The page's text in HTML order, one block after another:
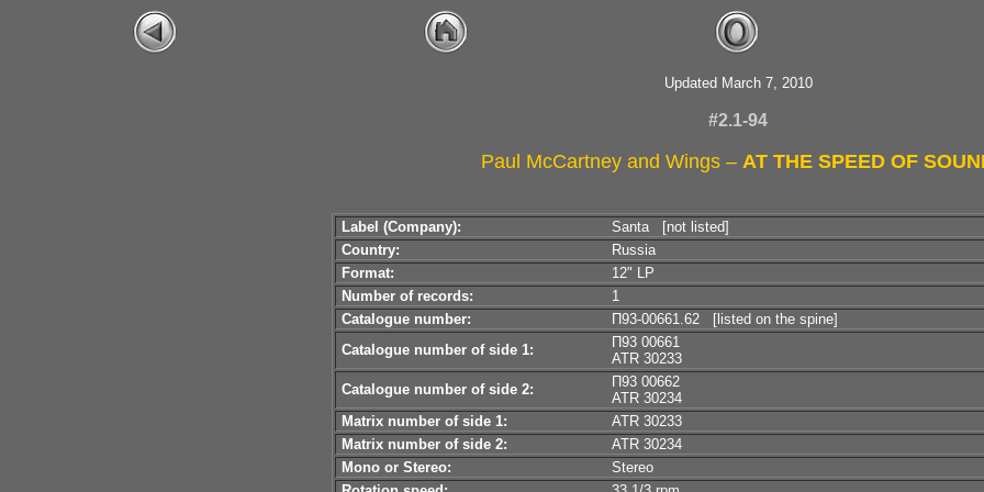
Updated March 7, 2010
#2.1-94
Paul McCartney and Wings – AT THE SPEED OF
Label (Company):
Santa [not listed]
Country:
Russia
Format:
12" LP
Number of records:
1
Catalogue number:
П93-00661.62 [listed on the spine]
Catalogue number of side 1:
П93 00661
ATR 30233
Catalogue number of side 2:
П93 00662
ATR 30234
Matrix number of side 1:
ATR 30233
Matrix number of side 2:
ATR 30234
Mono or Stereo:
Stereo